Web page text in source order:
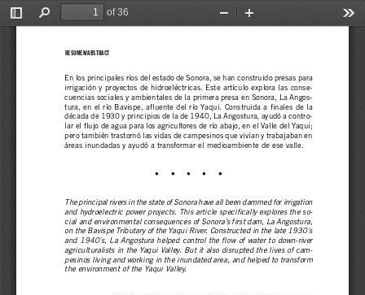
Toggle
Find
of 36
Zoom
En los principales ríos del estado de Sonora, se han construido presas para
irrigación y proyectos de hidroeléctricas. Este artículo explora las conse-
cuencias sociales y ambientales de la primera presa en Sonora, La Angos-
tura, en el río Bavispe, afluente del río Yaqui. Construida a finales de la
década de 1930 y principios de la de 1940, La Angostura, ayudó a contro-
lar el flujo de agua para los agricultores de río abajo, en el Valle del Yaqui;
pero también trastornó las vidas de campesinos que vivían y trabajaban en
áreas inundadas y ayudó a transformar el medioambiente de ese valle.
The principal rivers in the state of Sonora have all been dammed for irrigation
and hydroelectric power projects. This article specifically explores the so-
cial and environmental consequences of Sonora’s first dam, La Angostura,
on the Bavispe Tributary of the Yaqui River. Constructed in the late 1930 ́s
and 1940 ́s, La Angostura helped control the flow of water to down-river
agriculturalists in the Yaqui Valley. But it also disrupted the lives of cam-
pesinos living and working in the inundated area, and helped to transform
the environment of the Yaqui Valley.
RESUMEN/ABSTRACT
•     •     •     •     •